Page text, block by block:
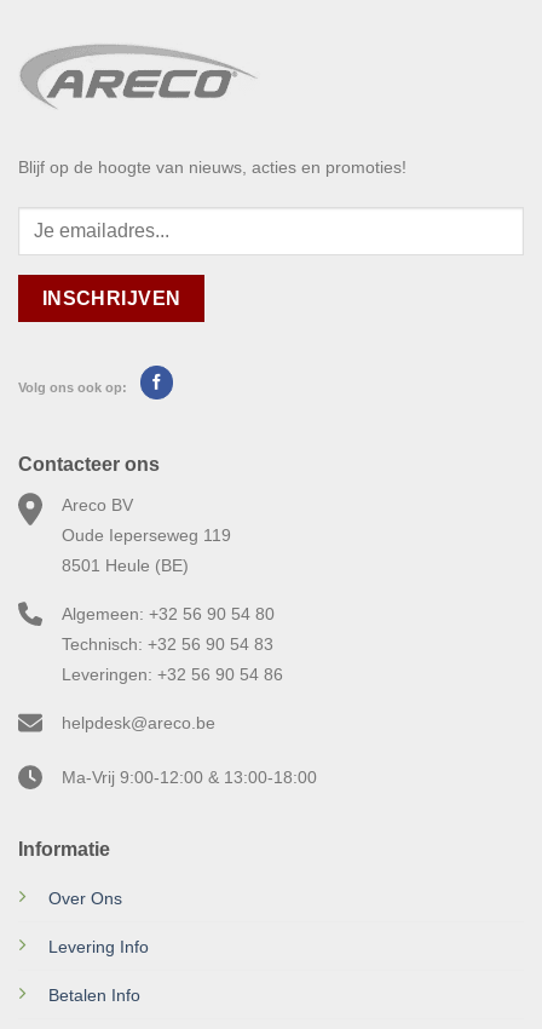
Blijf op de hoogte van nieuws, acties en promoties!
Volg ons ook op:
Informatie
Over Ons
Levering Info
Betalen Info
Contacteer ons
Areco BV
Oude Ieperseweg 119
8501 Heule (BE)
Algemeen: +32 56 90 54 80
Technisch: +32 56 90 54 83
Leveringen: +32 56 90 54 86
helpdesk@areco.be
Ma-Vrij 9:00-12:00 & 13:00-18:00